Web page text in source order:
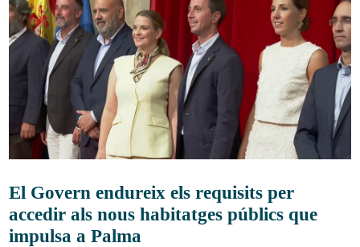
El Govern endureix els requisits per
accedir als nous habitatges públics que
impulsa a Palma